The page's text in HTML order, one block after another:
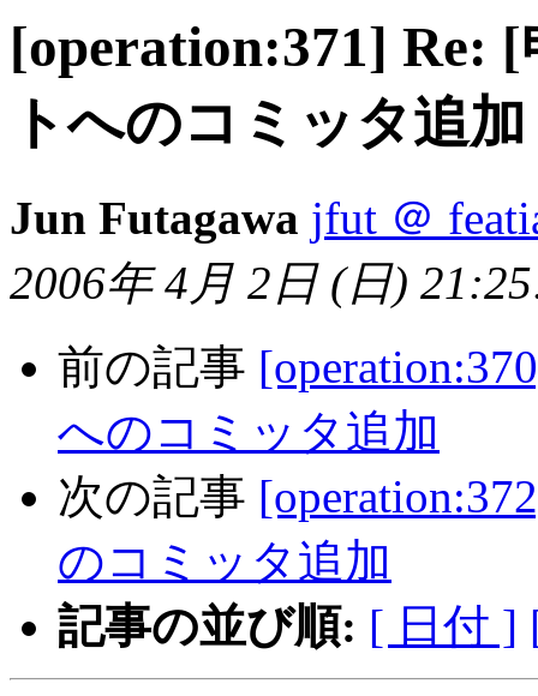
[operation:371] Re:
トへのコミッタ追加
Jun Futagawa jfut ＠
2006年 4月 2日 (日)
前の記事
へのコミッタ追加
次の記事
のコミッタ追加
記事の並び順: [ 日付 ]